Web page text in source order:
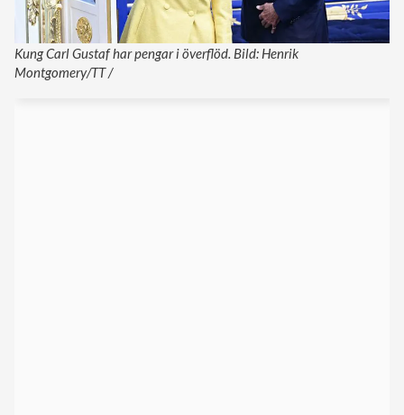
Kung Carl Gustaf har pengar i överflöd. Bild: Henrik
Montgomery/TT /